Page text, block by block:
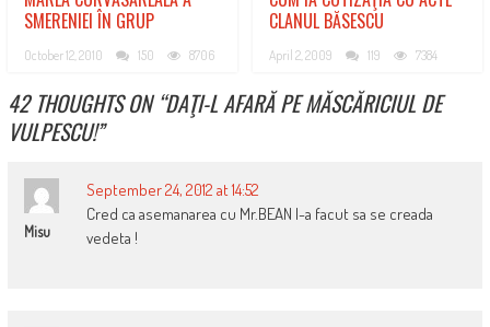
SMERENIEI ÎN GRUP
October 12, 2010 150 8706
CLANUL BĂSESCU
April 2, 2009 119 7384
42 THOUGHTS ON “DAŢI-L AFARĂ PE MĂSCĂRICIUL DE
VULPESCU!”
Misu
September 24, 2012 at 14:52
Cred ca asemanarea cu Mr.BEAN l-a facut sa se creada
vedeta !